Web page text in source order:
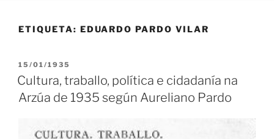
ETIQUETA: EDUARDO PARDO VILAR
PUBLICADO
EN
15/01/1935
Cultura, traballo, política e cidadanía na
Arzúa de 1935 según Aureliano Pardo